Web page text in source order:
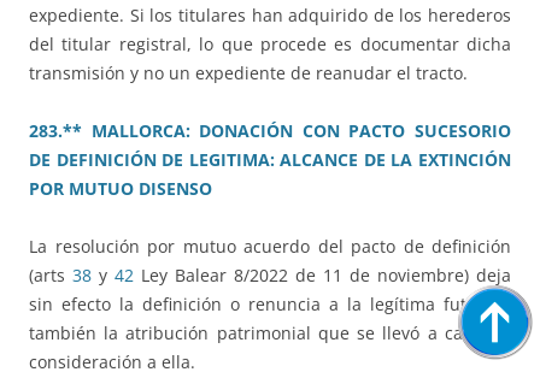
expediente. Si los titulares han adquirido de los herederos
del titular registral, lo que procede es documentar dicha
transmisión y no un expediente de reanudar el tracto.
283.** MALLORCA: DONACIÓN CON PACTO SUCESORIO
DE DEFINICIÓN DE LEGITIMA: ALCANCE DE LA EXTINCIÓN
POR MUTUO DISENSO
La resolución por mutuo acuerdo del pacto de definición
(arts 38 y 42 Ley Balear 8/2022 de 11 de noviembre) deja
sin efecto la definición o renuncia a la legítima futura y
también la atribución patrimonial que se llevó a cabo en
consideración a ella.